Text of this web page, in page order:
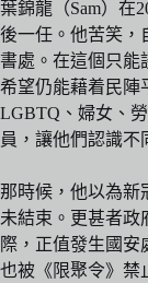
葉錦龍（Sam）在
後一任。他苦笑，
書處。在這個只能
希望仍能藉着民陣
LGBTQ、婦女、
員，讓他們認識不
那時候，他以為新
未結束。更甚者政
際，正值發生國
也被《限聚令》禁